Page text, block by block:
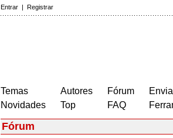
Entrar | Registrar
Temas
Novidades
Autores
Top
Fórum
FAQ
Fórum